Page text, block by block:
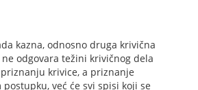
kazna, odnosno druga krivična
odgovara težini krivičnog dela
krivice, a priznanje
već će svi spisi koji se